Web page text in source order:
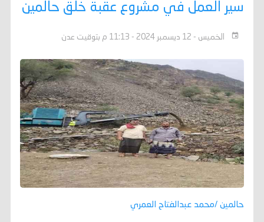
سير العمل في مشروع عقبة خلق حالمين
الخميس - 12 ديسمبر 2024 - 11:13 م بتوقيت عدن
حالمين /محمد عبدالفتاح العمري